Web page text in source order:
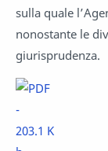
sulla quale
nonostante le
giurisprudenza.